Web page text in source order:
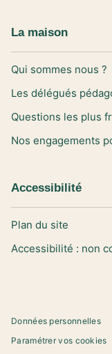
La maison
Qui sommes nous ?
Les délégués
Questions les plus
Nos engagements
Accessibilité
Plan du site
Accessibilité : non
Données personnelles
Paramétrer vos cookies